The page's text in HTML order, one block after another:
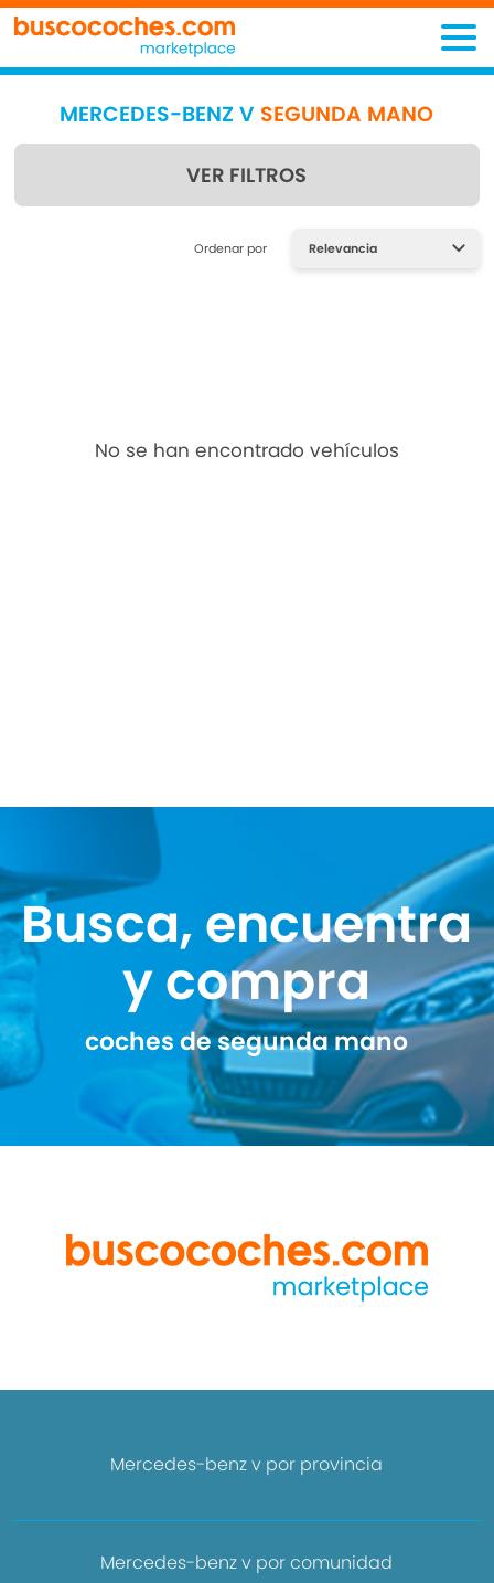
MERCEDES-BENZ V SEGUNDA MANO
VER FILTROS
Encuentra lo que estás
Ordenar por
No se han encontrado vehículos
Busca, encuentra
y compra
coches de segunda mano
Mercedes-benz v por provincia
Mercedes-benz v por comunidad